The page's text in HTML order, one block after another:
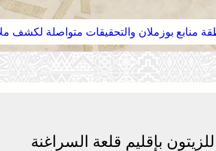
منابع بوزملان والتحقيقات متواصلة لكشف
بإقليم قلعة السراغنة